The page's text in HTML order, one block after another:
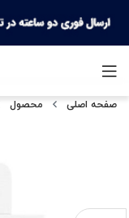
صفحه اصلی محصول